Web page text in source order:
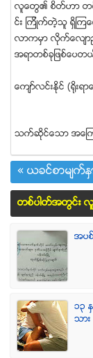
လူေတြ၏ စိတ္ဟာ
င္း ၾကိဳက္တဲ့သူ ရိွၾကေ
လာကမွာ လိုက္ေလ်ာညီ
အရာတစ္ခုျဖစ္ေပတ
ေက်ာ္လင္းနိုင္ (ရိုးရာ
သက္ဆုိင္ေသာ အေၾကာ
« ယခင္စာမ်က္ႏွ
တစ္ပါတ္အတြင္း
အပစ္
၁၃
သာ